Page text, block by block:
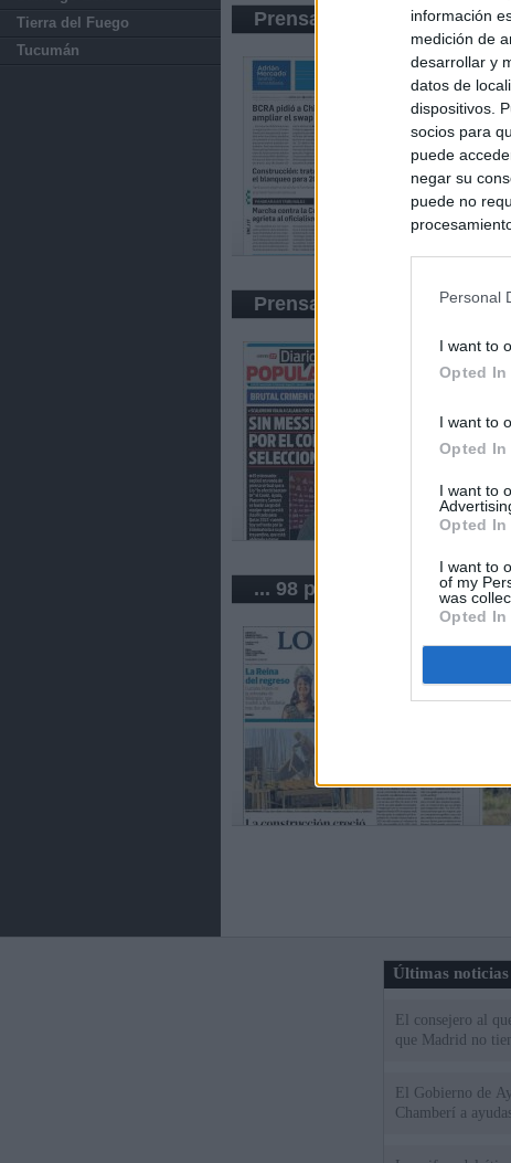
información
medición de
desarrollar y
datos de
dispositivos.
socios para
puede
negar su
puede no
Personal
I want to
Opted In
I want to
Opted In
I want to
Opted In
I want to
of my
was
Opted In
Tierra del Fuego
Tucumán
Prensa Económica
Prensa Popular
... 98 periódicos de
Últimas noticias
El consejero al
que Madrid no
El Gobierno de
Chamberí a